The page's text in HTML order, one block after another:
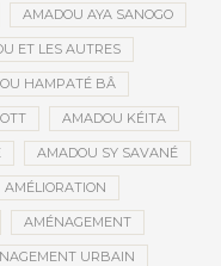
AMADOU AYA SANOGO
ET LES AUTRES
HAMPATÉ BÂ
AMADOU KÉITA
AMADOU SY SAVANÉ
AMÉLIORATION
AMÉNAGEMENT
URBAIN